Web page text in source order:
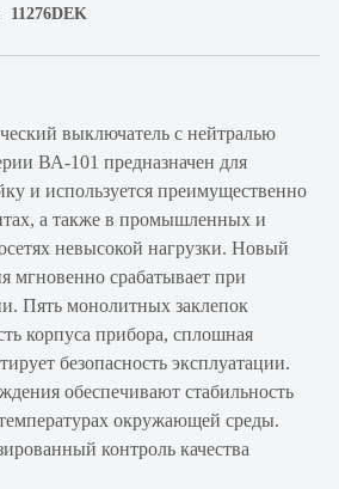
11276DEK
выключатель с нейтралью
ВА-101 предназначен для
и используется преимущественно
а также в промышленных и
невысокой нагрузки. Новый
мгновенно срабатывает при
Пять монолитных заклепок
корпуса прибора, сплошная
безопасность эксплуатации.
обеспечивают стабильность
окружающей среды.
контроль качества